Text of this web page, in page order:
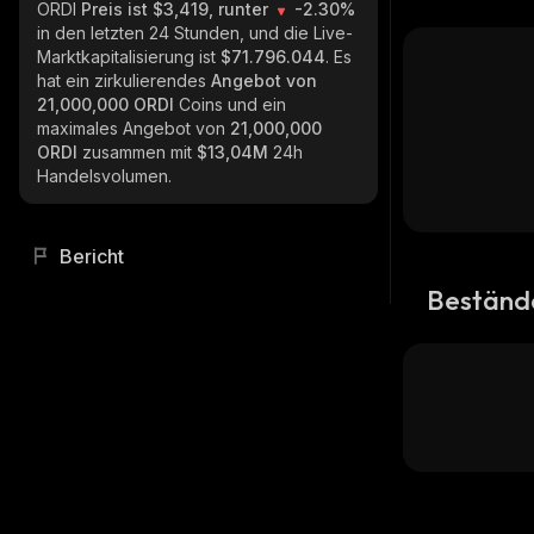
ORDI Preis ist $3,419, runter
-2.30%
in den letzten 24 Stunden, und die Live-
Marktkapitalisierung ist $71.796.044. Es
hat ein zirkulierendes Angebot von
21,000,000 ORDI Coins und ein
maximales Angebot von 21,000,000
ORDI zusammen mit $13,04M 24h
Handelsvolumen.
Bericht